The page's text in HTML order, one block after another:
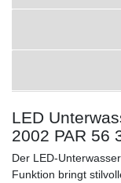
LED
2002 PAR 56
Der LED-
Funktion bringt